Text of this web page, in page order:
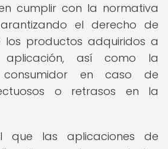
cumplir con la normativa
el derecho de
los productos adquiridos a
así como la
en caso de
o retrasos en la
que las aplicaciones de